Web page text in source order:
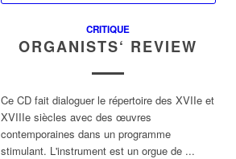
CRITIQUE
ORGANISTS‘ REVIEW
Ce CD fait dialoguer le répertoire des XVIIe et
XVIIIe siècles avec des œuvres
contemporaines dans un programme
stimulant. L'instrument est un orgue de ...